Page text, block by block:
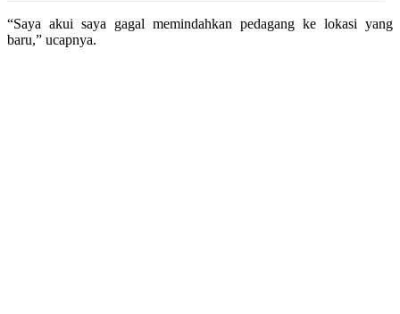
“Saya akui saya gagal memindahkan pedagang ke lokasi yang
baru,” ucapnya.